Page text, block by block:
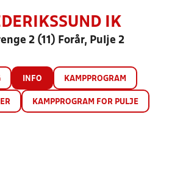
IK
2 (11) Forår, Pulje 2
INFO KAMPPROGRAM
KAMPPROGRAM FOR PULJE